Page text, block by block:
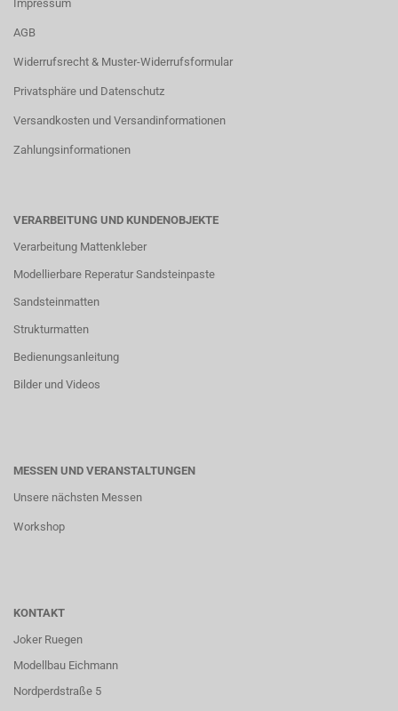
Impressum
AGB
Widerrufsrecht & Muster-Widerrufsformular
Privatsphäre und Datenschutz
Versandkosten und Versandinformationen
Zahlungsinformationen
VERARBEITUNG UND KUNDENOBJEKTE
Verarbeitung Mattenkleber
Modellierbare Reperatur Sandsteinpaste
Sandsteinmatten
Strukturmatten
Bedienungsanleitung
Bilder und Videos
MESSEN UND VERANSTALTUNGEN
Unsere nächsten Messen
Workshop
KONTAKT
Joker Ruegen
Modellbau Eichmann
Nordperdstraße 5